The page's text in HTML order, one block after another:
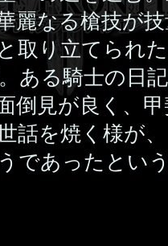
麗なる槍技が
取り立てられ
ある騎士の日
倒見が良く、
話を焼く様が
であったとい